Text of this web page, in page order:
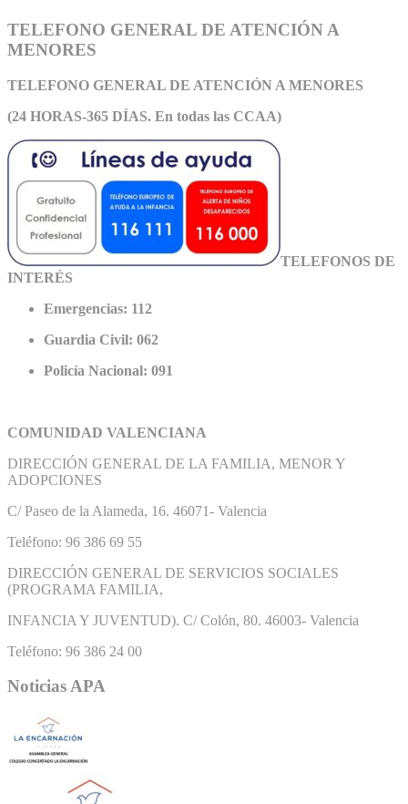
TELEFONO GENERAL DE ATENCIÓN A
MENORES
TELEFONO GENERAL DE ATENCIÓN A MENORES
(24 HORAS-365 DÍAS. En todas las CCAA)
TELEFONOS DE
INTERÉS
Emergencias: 112
Guardia Civil: 062
Policía Nacional: 091
COMUNIDAD VALENCIANA
DIRECCIÓN GENERAL DE LA FAMILIA, MENOR Y
ADOPCIONES
C/ Paseo de la Alameda, 16. 46071- Valencia
Teléfono: 96 386 69 55
DIRECCIÓN GENERAL DE SERVICIOS SOCIALES
(PROGRAMA FAMILIA,
INFANCIA Y JUVENTUD). C/ Colón, 80. 46003- Valencia
Teléfono: 96 386 24 00
Noticias APA